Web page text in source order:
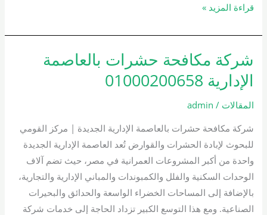
قراءة المزيد »
شركة مكافحة حشرات بالعاصمة
الإدارية 01000200658
المقالات /
admin
شركة مكافحة حشرات بالعاصمة الإدارية الجديدة | مركز القومي
للبحوث لإبادة الحشرات والقوارض تُعد العاصمة الإدارية الجديدة
واحدة من أكبر المشروعات العمرانية في مصر، حيث تضم آلاف
الوحدات السكنية والفلل والكمبوندات والمباني الإدارية والتجارية،
بالإضافة إلى المساحات الخضراء الواسعة والحدائق والبحيرات
الصناعية. ومع هذا التوسع الكبير تزداد الحاجة إلى خدمات شركة
شركة
مكافحة
حشرات
بالعاصمة
01000200658